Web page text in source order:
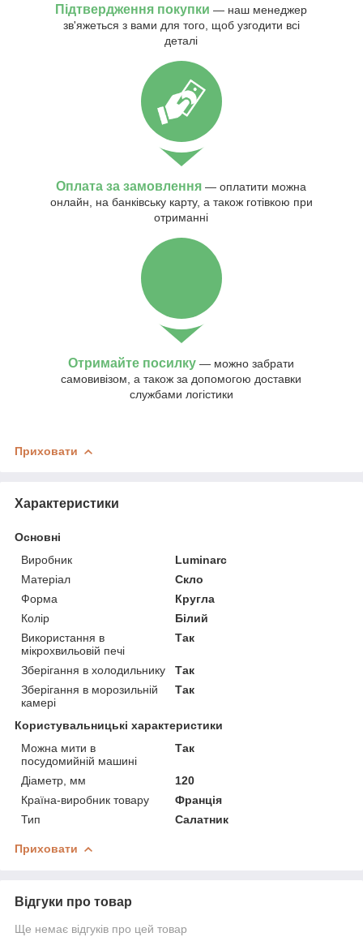
Підтвердження покупки — наш менеджер
зв'яжеться з вами для того, щоб узгодити всі
деталі
Оплата за замовлення — оплатити можна
онлайн, на банківську карту, а також готівкою при
отриманні
Отримайте посилку — можно забрати
самовивізом, а також за допомогою доставки
службами логістики
Приховати
Характеристики
Основні
Виробник
Luminarc
Матеріал
Скло
Форма
Кругла
Колір
Білий
Використання в
мікрохвильовій печі
Так
Зберігання в холодильнику
Так
Зберігання в морозильній
камері
Так
Користувальницькі характеристики
Можна мити в
посудомийній машині
Так
Діаметр, мм
120
Країна-виробник товару
Франція
Тип
Салатник
Приховати
Відгуки про товар
Ще немає відгуків про цей товар